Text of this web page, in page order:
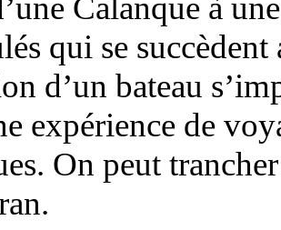
Calanque à
qui se
d’un bateau
expérience de
On peut